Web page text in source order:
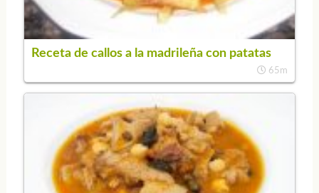
Receta de callos a la madrileña con patatas
65m